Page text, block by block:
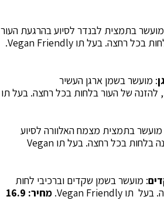
בתמצית לבנדר לסיוע בהרגעת העור
: מועשר בשמן ארגן העשיר
באנטי-אוקסידנטים וברכיבי לחות אפקטיביים, בהם ויטמין E ופרו ויטמין 5B, להזנה של העור בלחות בכל רחצה. בעל תו
מועשר בתמצית מצמח האלוורה לסיוע
בהרגעת העור וברכיבי לחות אפקטיביים, בהם ויטמין E ופרו ויטמין 5B, להזנה בלחות בכל רחצה. בעל תו Vegan
: מועשר בשמן שקדים וברכיבי לחות
מחיר: 16.9